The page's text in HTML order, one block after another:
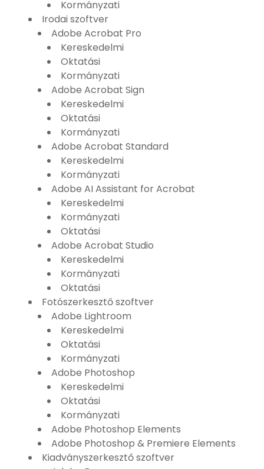
Kormányzati
Irodai szoftver
Adobe Acrobat Pro
Kereskedelmi
Oktatási
Kormányzati
Adobe Acrobat Sign
Kereskedelmi
Oktatási
Kormányzati
Adobe Acrobat Standard
Kereskedelmi
Kormányzati
Adobe AI Assistant for Acrobat
Kereskedelmi
Kormányzati
Oktatási
Adobe Acrobat Studio
Kereskedelmi
Kormányzati
Oktatási
Fotószerkesztő szoftver
Adobe Lightroom
Kereskedelmi
Oktatási
Kormányzati
Adobe Photoshop
Kereskedelmi
Oktatási
Kormányzati
Adobe Photoshop Elements
Adobe Photoshop & Premiere Elements
Kiadványszerkesztő szoftver